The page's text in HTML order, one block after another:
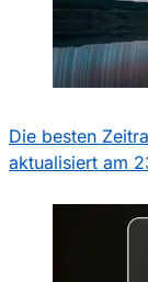
Die besten
aktualisiert am